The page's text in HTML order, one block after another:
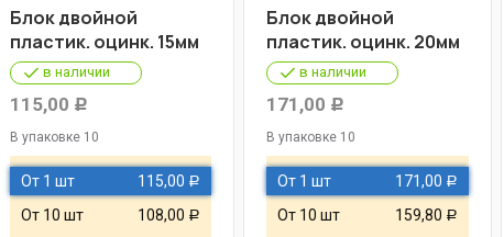
Блок двойной
пластик. оцинк. 15мм
в наличии
115,00 Р
В упаковке 10
От 1 шт 115,00 Р
От 10 шт 108,00 Р
Блок двойной
пластик. оцинк. 20мм
в наличии
171,00 Р
В упаковке 10
От 1 шт 171,00 Р
От 10 шт 159,80 Р